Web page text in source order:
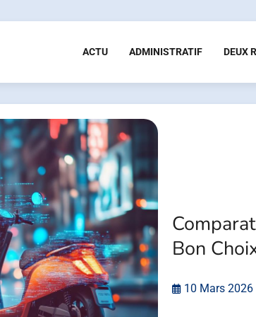
ACTU ADMINISTRATIF DEUX
Bon
10 Mars 2026